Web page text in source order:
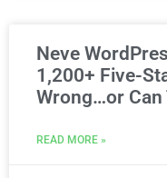
Neve
1,200+ Five-
Wrong…or Can
READ MORE »